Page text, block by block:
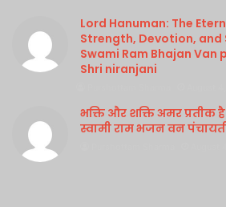
Lord Hanuman: The
Strength, Devotion, and
Swami Ram Bhajan
Shri niranjani
भक्ति और शक्ति अमर
स्वामी राम भजन वन